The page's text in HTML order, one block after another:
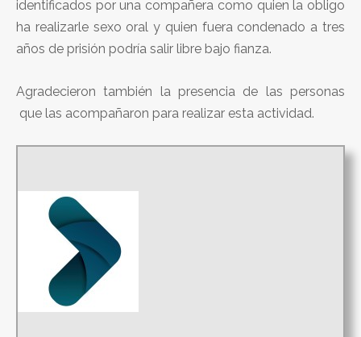
identificados por una compañera como quien la obligo
ha realizarle sexo oral y quien fuera condenado a tres
años de prisión podría salir libre bajo fianza.
Agradecieron también la presencia de las personas
que las acompañaron para realizar esta actividad.